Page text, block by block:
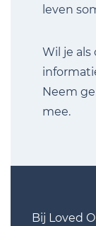
leven
Wil je
Neem
mee.
Bij Loved